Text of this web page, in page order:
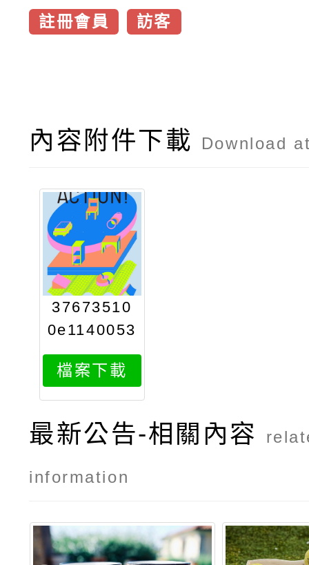
註冊會員 訪客
內容附件下載 Download
37673510
0e1140053
080attach
1
檔案下載
最新公告-相關內容
information